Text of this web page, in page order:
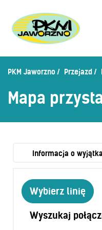
Zaplanuj
Mapa
PKM Jaworzno Przejazd
Mapa
Informacja o
Wybierz linię
Wyszukaj